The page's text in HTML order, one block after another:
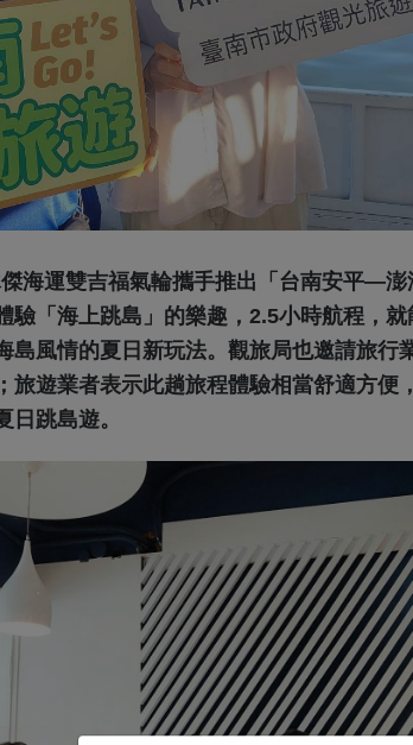
海運雙吉福氣輪攜手推出「台南安平—澎
驗「海上跳島」的樂趣，2.5小時航程，
島風情的夏日新玩法。觀旅局也邀請旅行
旅遊業者表示此趟旅程體驗相當舒適方便
跳島遊。